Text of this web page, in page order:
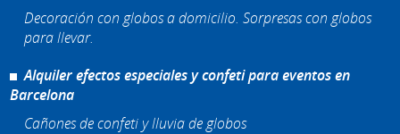
Decoración con globos a domicilio. Sorpresas con globos
para llevar.
Alquiler efectos especiales y confeti para eventos en
Barcelona
Cañones de confeti y lluvia de globos